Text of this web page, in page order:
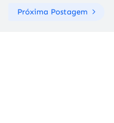
Próxima Postagem